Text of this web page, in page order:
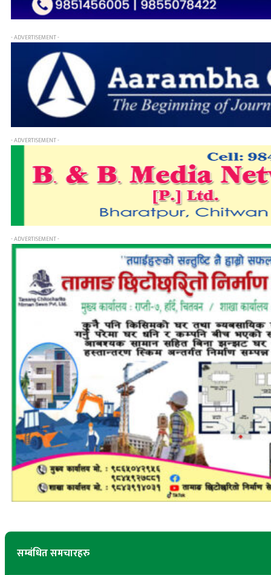
- ADVERTISEMENT -
- ADVERTISEMENT -
- ADVERTISEMENT -
सम्बंधित समचारहरु